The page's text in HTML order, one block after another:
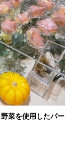
菜を使用したパー